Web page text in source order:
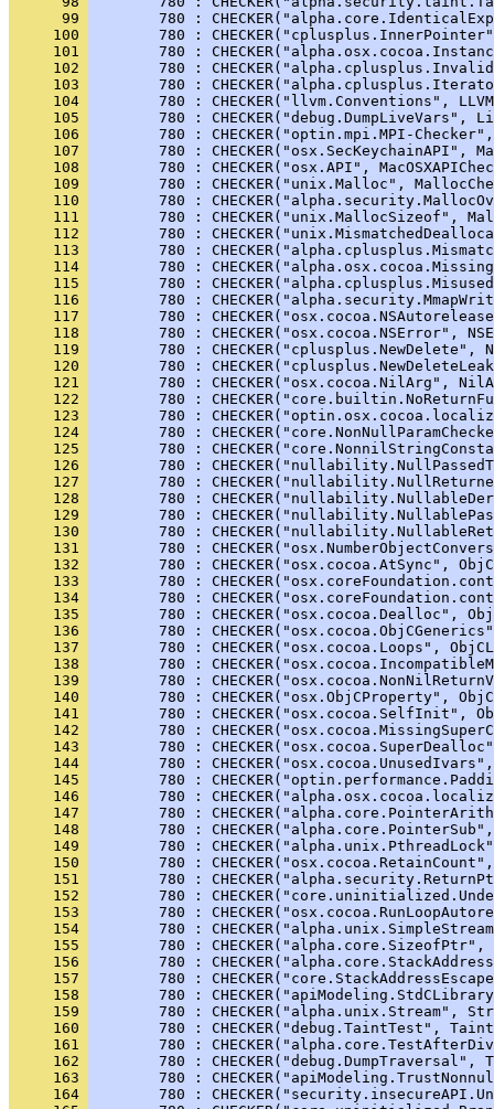
      99
780 :
     100
780 :
     101
780 :
     102
780 :
     103
780 :
     104
780 : CHECKER("llvm.Conventions",
     105
780 : CHECKER("debug.DumpLiveVars",
     106
780 : CHECKER("optin.mpi.MPI-
     107
780 : CHECKER("osx.SecKeychainAPI",
     108
780 : CHECKER("osx.API",
     109
780 : CHECKER("unix.Malloc",
     110
780 :
     111
780 : CHECKER("unix.MallocSizeof",
     112
780 :
     113
780 :
     114
780 :
     115
780 :
     116
780 :
     117
780 :
     118
780 : CHECKER("osx.cocoa.NSError",
     119
780 : CHECKER("cplusplus.NewDelete",
     120
780 :
     121
780 : CHECKER("osx.cocoa.NilArg",
     122
780 :
     123
780 :
     124
780 :
     125
780 :
     126
780 :
     127
780 :
     128
780 :
     129
780 :
     130
780 :
     131
780 :
     132
780 : CHECKER("osx.cocoa.AtSync",
     133
780 :
     134
780 :
     135
780 : CHECKER("osx.cocoa.Dealloc",
     136
780 :
     137
780 : CHECKER("osx.cocoa.Loops",
     138
780 :
     139
780 :
     140
780 : CHECKER("osx.ObjCProperty",
     141
780 : CHECKER("osx.cocoa.SelfInit",
     142
780 :
     143
780 :
     144
780 :
     145
780 :
     146
780 :
     147
780 :
     148
780 :
     149
780 :
     150
780 :
     151
780 :
     152
780 :
     153
780 :
     154
780 :
     155
780 :
     156
780 :
     157
780 :
     158
780 :
     159
780 : CHECKER("alpha.unix.Stream",
     160
780 : CHECKER("debug.TaintTest",
     161
780 :
     162
780 : CHECKER("debug.DumpTraversal",
     163
780 :
     164
780 :